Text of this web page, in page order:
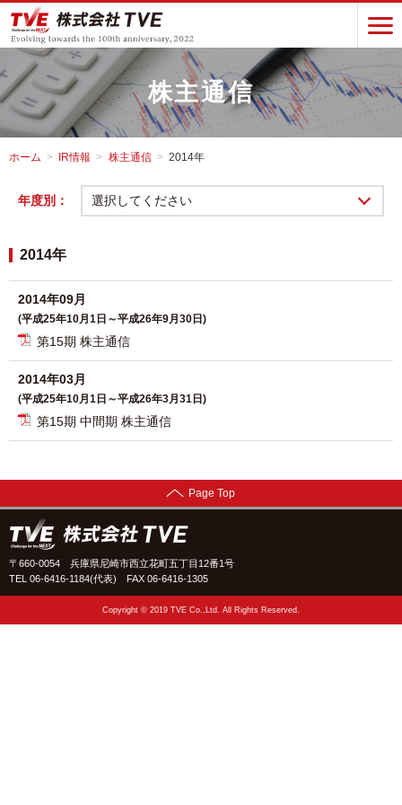
株主通信
ホーム IR情報 株主通信 2014年
年度別： 選択してください
2014年
2014年09月
(平成25年10月1日～平成26年9月30日)
第15期 株主通信
2014年03月
(平成25年10月1日～平成26年3月31日)
第15期 中間期 株主通信
Page Top
〒660-0054 兵庫県尼崎市西立花町五丁目12番1号
TEL 06-6416-1184(代表)
FAX 06-6416-1305
Copyright © 2019 TVE Co.,Ltd. All Rights Reserved.